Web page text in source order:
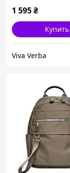
1 595₴
Купить
Viva Verba